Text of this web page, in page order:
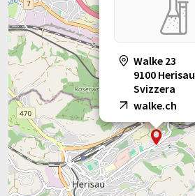
Walke 23
9100 Herisau
Svizzera
walke.ch